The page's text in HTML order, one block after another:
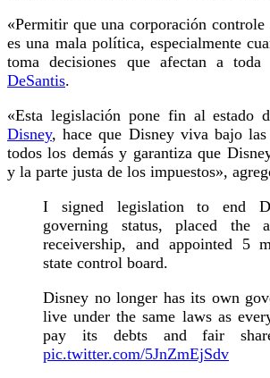
«Permitir que una corporación
es una mala política, especialmente
toma decisiones que afectan a
DeSantis.
«Esta legislación pone fin al estado
Disney, hace que Disney viva bajo las
todos los demás y garantiza que
y la parte justa de los impuestos»,
I signed legislation to end
governing status, placed the
receivership, and appointed 5
state control board.
Disney no longer has its own
live under the same laws as
pay its debts and fair
pic.twitter.com/5JnZmEjSdv